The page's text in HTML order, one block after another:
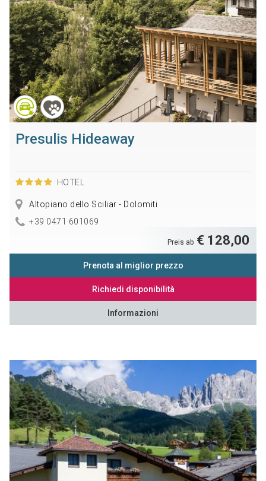
Presulis Hideaway
HOTEL
Altopiano dello Sciliar - Dolomiti
+39 0471 601069
Preis ab € 128,00
Prenota al miglior prezzo
Richiedi disponibilità
Informazioni